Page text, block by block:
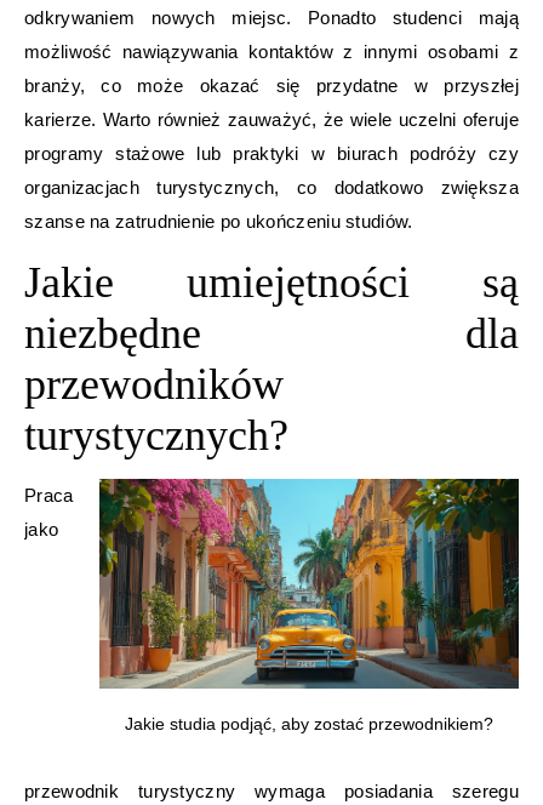
odkrywaniem nowych miejsc. Ponadto studenci mają
możliwość nawiązywania kontaktów z innymi osobami z
branży, co może okazać się przydatne w przyszłej
karierze. Warto również zauważyć, że wiele uczelni oferuje
programy stażowe lub praktyki w biurach podróży czy
organizacjach turystycznych, co dodatkowo zwiększa
szanse na zatrudnienie po ukończeniu studiów.
Jakie umiejętności są
niezbędne dla
przewodników
turystycznych?
Jakie studia podjąć, aby zostać przewodnikiem?
Praca
jako
przewodnik turystyczny wymaga posiadania szeregu